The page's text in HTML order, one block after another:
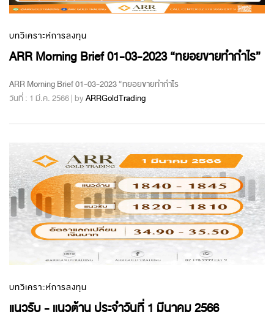
บทวิเคราะห์การลงทุน
ARR Morning Brief 01-03-2023 “ทยอยขายทำกำไร”
ARR Morning Brief 01-03-2023 “ทยอยขายทำกำไร
วันที่ : 1 มี.ค. 2566 | byARRGoldTrading
บทวิเคราะห์การลงทุน
แนวรับ - แนวต้าน ประจำวันที่ 1 มีนาคม 2566